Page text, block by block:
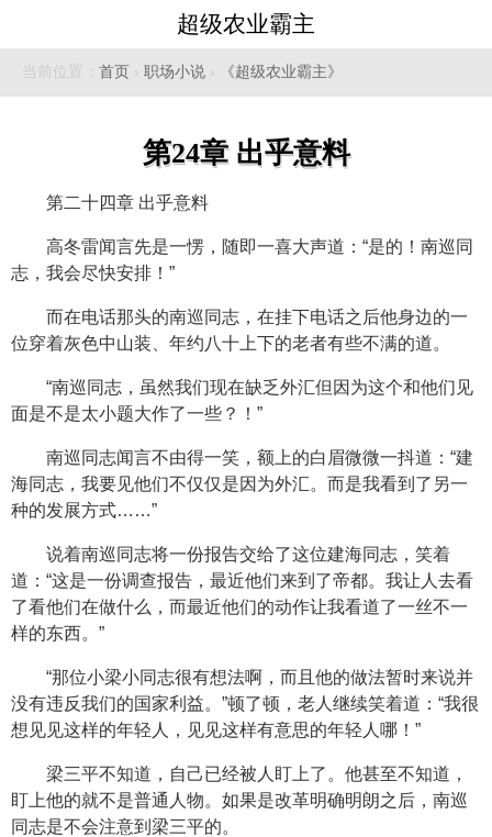
超级农业霸主
当前位置： 首页 › 职场小说 › 《超级农业霸主》
第24章 出乎意料
第二十四章 出乎意料
高冬雷闻言先是一愣，随即一喜大声道：“是的！南巡同
志，我会尽快安排！”
而在电话那头的南巡同志，在挂下电话之后他身边的一
位穿着灰色中山装、年约八十上下的老者有些不满的道。
“南巡同志，虽然我们现在缺乏外汇但因为这个和他们见
面是不是太小题大作了一些？！”
南巡同志闻言不由得一笑，额上的白眉微微一抖道：“建
海同志，我要见他们不仅仅是因为外汇。而是我看到了另一
种的发展方式……”
说着南巡同志将一份报告交给了这位建海同志，笑着
道：“这是一份调查报告，最近他们来到了帝都。我让人去看
了看他们在做什么，而最近他们的动作让我看道了一丝不一
样的东西。”
“那位小梁小同志很有想法啊，而且他的做法暂时来说并
没有违反我们的国家利益。”顿了顿，老人继续笑着道：“我很
想见见这样的年轻人，见见这样有意思的年轻人哪！”
梁三平不知道，自己已经被人盯上了。他甚至不知道，
盯上他的就不是普通人物。如果是改革明确明朗之后，南巡
同志是不会注意到梁三平的。